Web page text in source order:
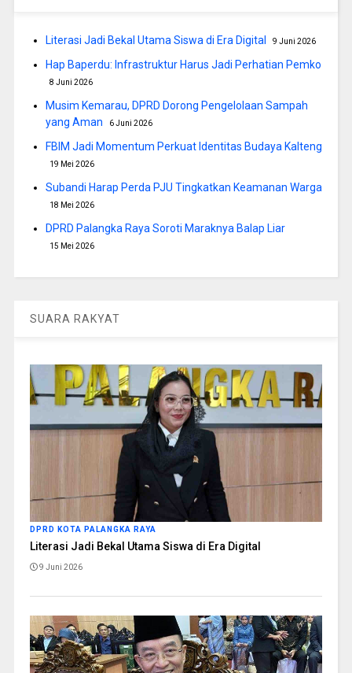
Literasi Jadi Bekal Utama Siswa di Era Digital 9 Juni 2026
Hap Baperdu: Infrastruktur Harus Jadi Perhatian Pemko
8 Juni 2026
Musim Kemarau, DPRD Dorong Pengelolaan Sampah
yang Aman
6 Juni 2026
FBIM Jadi Momentum Perkuat Identitas Budaya Kalteng
19 Mei 2026
Subandi Harap Perda PJU Tingkatkan Keamanan Warga
18 Mei 2026
DPRD Palangka Raya Soroti Maraknya Balap Liar
15 Mei 2026
SUARA RAKYAT
DPRD KOTA PALANGKA RAYA
Literasi Jadi Bekal Utama Siswa di Era Digital
9 Juni 2026